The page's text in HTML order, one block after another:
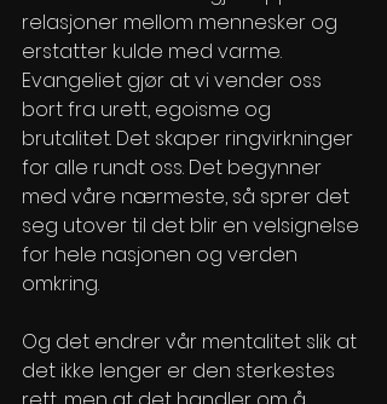
relasjoner mellom mennesker og
erstatter kulde med varme.
Evangeliet gjør at vi vender oss
bort fra urett, egoisme og
brutalitet. Det skaper ringvirkninger
for alle rundt oss. Det begynner
med våre nærmeste, så sprer det
seg utover til det blir en velsignelse
for hele nasjonen og verden
omkring.
Og det endrer vår mentalitet slik at
det ikke lenger er den sterkestes